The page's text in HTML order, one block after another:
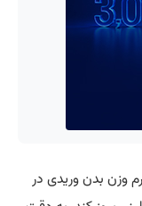
کیلوگرم وزن بدن وریدی در